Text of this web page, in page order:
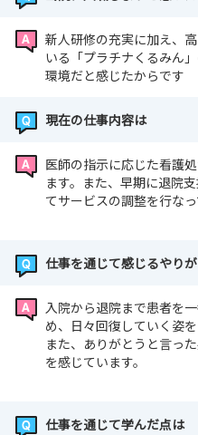
新人研修の充実に加え、
いる「プラチナくるみん
環境だと感じたからです
現在の仕事内容は
医師の指示に応じた看護
ます。また、早期に退院
てサービスの調整を行なっ
仕事を通じて感じるやり
入院から退院まで患者を
め、日々回復していく姿
また、ありがとうと言っ
を感じています。
仕事を通じて学んだ点は